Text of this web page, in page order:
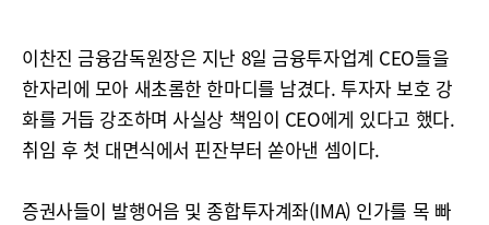
이찬진 금융감독원장은 지난 8일 금융투자업계 CEO들을
한자리에 모아 새초롬한 한마디를 남겼다. 투자자 보호 강
화를 거듭 강조하며 사실상 책임이 CEO에게 있다고 했다.
취임 후 첫 대면식에서 핀잔부터 쏟아낸 셈이다.
증권사들이 발행어음 및 종합투자계좌(IMA) 인가를 목 빠